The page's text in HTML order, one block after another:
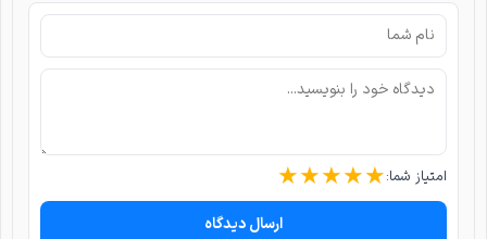
امتیاز شما: ★★★★★
ارسال دیدگاه